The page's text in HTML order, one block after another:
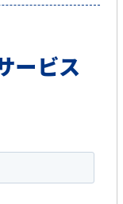
ービス